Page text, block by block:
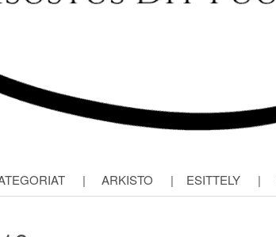
| ARKISTO | ESITTELY |